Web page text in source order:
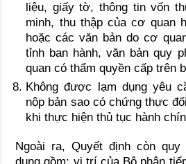
liệu, giấy tờ, thông tin vốn
minh, thu thập của cơ quan
hoặc các văn bản do cơ
tỉnh ban hành, văn bản quy
quan có thẩm quyền cấp trên
Không được lạm dụng yêu
nộp bản sao có chứng thực
khi thực hiện thủ tục hành
Ngoài ra, Quyết định còn